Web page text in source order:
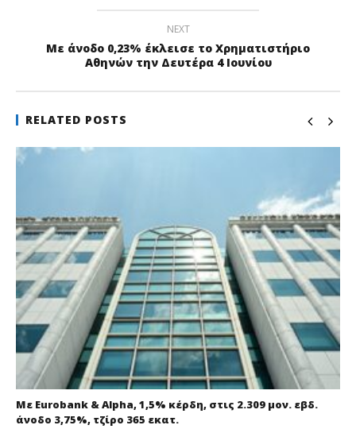
NEXT
Με άνοδο 0,23% έκλεισε το Χρηματιστήριο
Αθηνών την Δευτέρα 4 Ιουνίου
RELATED POSTS
Με Eurobank & Alpha, 1,5% κέρδη, στις 2.309 μον. εβδ.
άνοδο 3,75%, τζίρο 365 εκατ.